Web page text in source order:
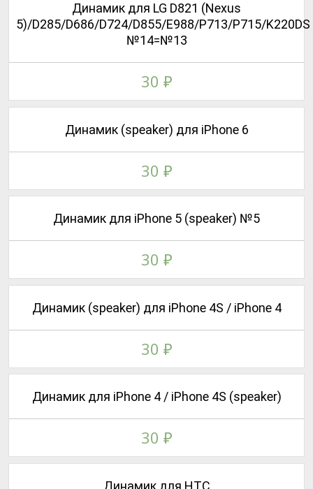
Динамик для HTC
Динамик для iPhone 4 / iPhone 4S (speaker)
30 ₽
Динамик (speaker) для iPhone 4S / iPhone 4
30 ₽
Динамик для iPhone 5 (speaker) №5
30 ₽
Динамик (speaker) для iPhone 6
30 ₽
Динамик для LG D821 (Nexus
5)/D285/D686/D724/D855/E988/P713/P715/K220DS
№14=№13
30 ₽